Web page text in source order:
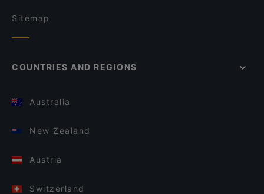
Sitemap
COUNTRIES AND REGIONS
Australia
New Zealand
Austria
Switzerland